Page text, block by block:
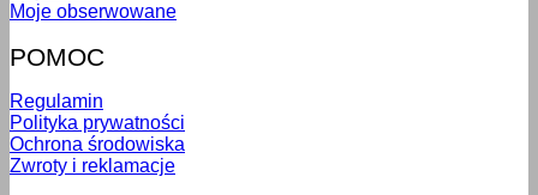
Moje obserwowane
POMOC
Regulamin
Polityka prywatności
Ochrona środowiska
Zwroty i reklamacje